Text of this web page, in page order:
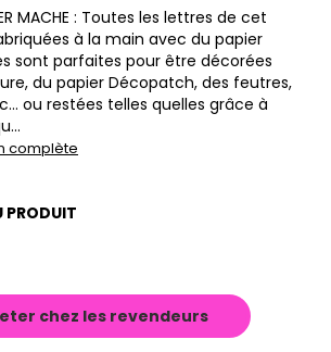
MACHE : Toutes les lettres de cet
à la main avec du papier
sont parfaites pour être décorées
du papier Décopatch, des feutres,
ou restées telles quelles grâce à
complète
PRODUIT
chez les revendeurs